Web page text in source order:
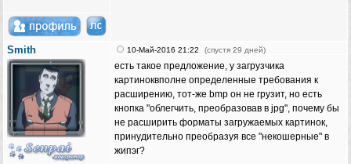
Smith 10-Май-2016 21:22 (спустя 29 дней)
есть такое предложение, у загрузчика
картиноквполне определенные требования к
расширению, тот-же bmp он не грузит, но есть
кнопка "облегчить, преобразовав в jpg", почему бы
не расширить форматы загружаемых картинок,
принудительно преобразуя все "некошерные" в
жипэг?